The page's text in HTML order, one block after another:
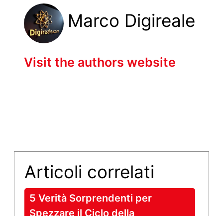
Marco Digireale
Visit the authors website
Articoli correlati
5 Verità Sorprendenti per
Spezzare il Ciclo della